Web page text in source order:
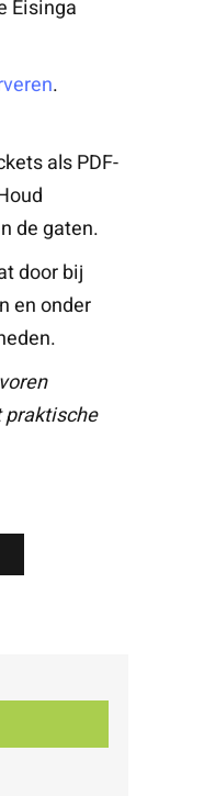
Eisinga
.
als PDF-
de gaten.
door bij
en onder